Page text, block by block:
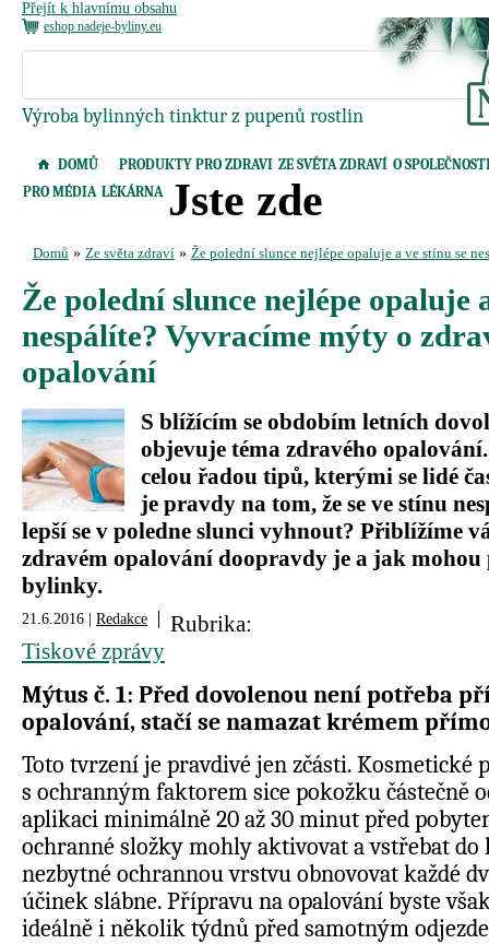
Přejít k hlavnímu obsahu
eshop nadeje-byliny.eu
Výroba bylinných tinktur z pupenů rostlin
DOMŮ PRODUKTY PRO ZDRAVI ZE SVĚTA ZDRAVÍ O
PRO MÉDIA LÉKÁRNA Jste zde
Domů » Ze světa zdraví » Že polední slunce nejlépe opaluje a ve stínu se
Že polední slunce nejlépe opaluje
nespálíte? Vyvracíme mýty o
opalování
S blížícím se obdobím letních
objevuje téma zdravého
celou řadou tipů, kterými se lidé
je pravdy na tom, že se ve stínu
lepší se v poledne slunci vyhnout? Přiblížíme
zdravém opalování doopravdy je a jak mohou
bylinky.
21.6.2016 | Redakce
Rubrika:
Tiskové zprávy
Mýtus č. 1: Před dovolenou není potřeba
opalování, stačí se namazat krémem
Toto tvrzení je pravdivé jen zčásti. Kosmetické
s ochranným faktorem sice pokožku částečně
aplikaci minimálně 20 až 30 minut před
ochranné složky mohly aktivovat a vstřebat do
nezbytné ochrannou vrstvu obnovovat každé
účinek slábne. Přípravu na opalování byste
ideálně i několik týdnů před samotným